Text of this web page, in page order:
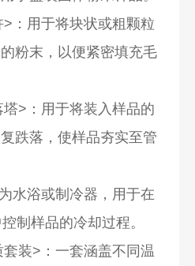
>：用于将块状或粗颗粒
粉末，以便紧密填充毛
塔>：用于将装入样品的
跌落，使样品夯实至管
水浴或制冷器，用于在
制样品的冷却过程。
套装>：一套涵盖不同温